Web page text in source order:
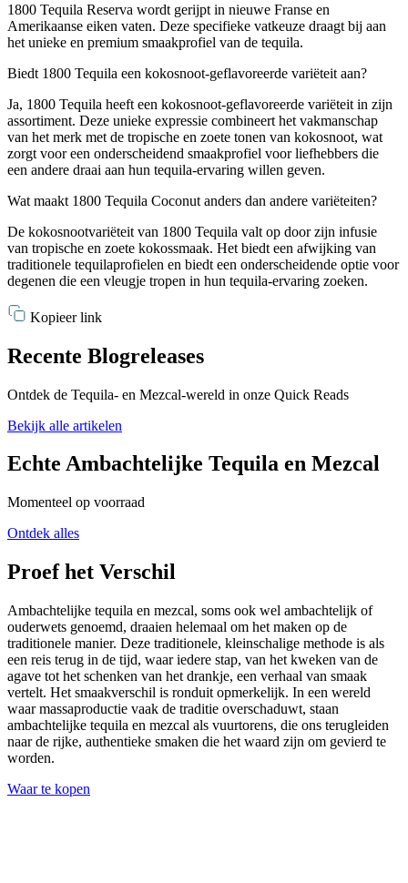
1800 Tequila Reserva wordt gerijpt in nieuwe Franse en
Amerikaanse eiken vaten. Deze specifieke vatkeuze draagt bij aan
het unieke en premium smaakprofiel van de tequila.
Biedt 1800 Tequila een kokosnoot-geflavoreerde variëteit aan?
Ja, 1800 Tequila heeft een kokosnoot-geflavoreerde variëteit in zijn
assortiment. Deze unieke expressie combineert het vakmanschap
van het merk met de tropische en zoete tonen van kokosnoot, wat
zorgt voor een onderscheidend smaakprofiel voor liefhebbers die
een andere draai aan hun tequila-ervaring willen geven.
Wat maakt 1800 Tequila Coconut anders dan andere variëteiten?
De kokosnootvariëteit van 1800 Tequila valt op door zijn infusie
van tropische en zoete kokossmaak. Het biedt een afwijking van
traditionele tequilaprofielen en biedt een onderscheidende optie voor
degenen die een vleugje tropen in hun tequila-ervaring zoeken.
Kopieer link
Recente Blogreleases
Ontdek de Tequila- en Mezcal-wereld in onze Quick Reads
Bekijk alle artikelen
Echte Ambachtelijke Tequila en Mezcal
Momenteel op voorraad
Ontdek alles
Proef het Verschil
Ambachtelijke tequila en mezcal, soms ook wel ambachtelijk of
ouderwets genoemd, draaien helemaal om het maken op de
traditionele manier. Deze traditionele, kleinschalige methode is als
een reis terug in de tijd, waar iedere stap, van het kweken van de
agave tot het schenken van het drankje, een verhaal van smaak
vertelt. Het smaakverschil is ronduit opmerkelijk. In een wereld
waar massaproductie vaak de traditie overschaduwt, staan
ambachtelijke tequila en mezcal als vuurtorens, die ons terugleiden
naar de rijke, authentieke smaken die het waard zijn om gevierd te
worden.
Waar te kopen